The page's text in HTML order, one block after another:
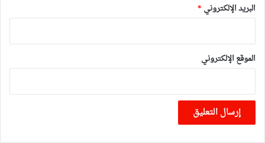
البريد الإلكتروني *
الموقع الإلكتروني